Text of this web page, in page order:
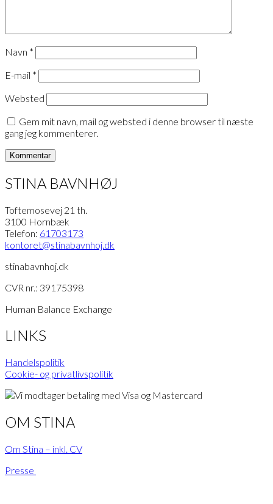
Navn *
E-mail *
Websted
Gem mit navn, mail og websted i denne browser til næste
gang jeg kommenterer.
STINA BAVNHØJ
Toftemosevej 21 th.
3100 Hornbæk
Telefon: 61703173
kontoret@stinabavnhoj.dk
stinabavnhoj.dk
CVR nr.: 39175398
Human Balance Exchange
LINKS
Handelspolitik
Cookie- og privatlivspolitik
OM STINA
Om Stina – inkl. CV
Presse